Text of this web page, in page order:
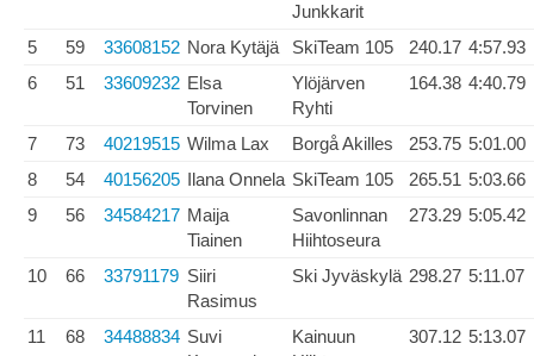
Junkkarit
5 59 33608152 Nora Kytäjä SkiTeam 105 240.17 4:57.93
6
51 33609232 Elsa
Torvinen
Ylöjärven
Ryhti
164.38 4:40.79
7 73 40219515 Wilma Lax Borgå Akilles 253.75 5:01.00
8
54 40156205 Ilana Onnela SkiTeam 105 265.51 5:03.66
9
56 34584217 Maija
Tiainen
Savonlinnan
Hiihtoseura
273.29 5:05.42
10 66 33791179 Siiri
Rasimus
Ski Jyväskylä 298.27 5:11.07
11 68 34488834 Suvi
Kainuun
307.12 5:13.07